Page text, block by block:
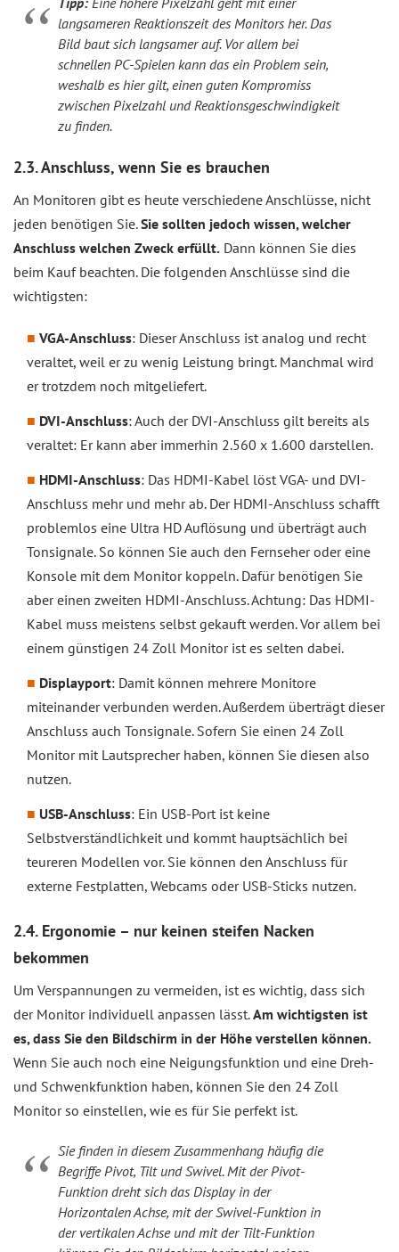
langsameren Reaktionszeit des Monitors her. Das
Bild baut sich langsamer auf. Vor allem bei
schnellen PC-Spielen kann das ein Problem sein,
weshalb es hier gilt, einen guten Kompromiss
zwischen Pixelzahl und Reaktionsgeschwindigkeit
zu finden.
2.3. Anschluss, wenn Sie es brauchen
An Monitoren gibt es heute verschiedene Anschlüsse, nicht
jeden benötigen Sie.Sie sollten jedoch wissen, welcher
Anschluss welchen Zweck erfüllt. Dann können Sie dies
beim Kauf beachten. Die folgenden Anschlüsse sind die
wichtigsten:
VGA-Anschluss: Dieser Anschluss ist analog und recht
veraltet, weil er zu wenig Leistung bringt. Manchmal wird
er trotzdem noch mitgeliefert.
DVI-Anschluss: Auch der DVI-Anschluss gilt bereits als
veraltet: Er kann aber immerhin 2.560 x 1.600 darstellen.
HDMI-Anschluss: Das HDMI-Kabel löst VGA- und DVI-
Anschluss mehr und mehr ab. Der HDMI-Anschluss schafft
problemlos eine Ultra HD Auflösung und überträgt auch
Tonsignale. So können Sie auch den Fernseher oder eine
Konsole mit dem Monitor koppeln. Dafür benötigen Sie
aber einen zweiten HDMI-Anschluss. Achtung: Das HDMI-
Kabel muss meistens selbst gekauft werden. Vor allem bei
einem günstigen 24 Zoll Monitor ist es selten dabei.
Displayport: Damit können mehrere Monitore
miteinander verbunden werden. Außerdem überträgt dieser
Anschluss auch Tonsignale. Sofern Sie einen 24 Zoll
Monitor mit Lautsprecher haben, können Sie diesen also
nutzen.
USB-Anschluss: Ein USB-Port ist keine
Selbstverständlichkeit und kommt hauptsächlich bei
teureren Modellen vor. Sie können den Anschluss für
externe Festplatten, Webcams oder USB-Sticks nutzen.
2.4. Ergonomie – nur keinen steifen Nacken
bekommen
Um Verspannungen zu vermeiden, ist es wichtig, dass sich
der Monitor individuell anpassen lässt.Am wichtigsten ist
es, dass Sie den Bildschirm in der Höhe verstellen können.
Wenn Sie auch noch eine Neigungsfunktion und eine Dreh-
und Schwenkfunktion haben, können Sie den 24 Zoll
Monitor so einstellen, wie es für Sie perfekt ist.
Sie finden in diesem Zusammenhang häufig die
Begriffe Pivot, Tilt und Swivel. Mit der Pivot-
Funktion dreht sich das Display in der
Horizontalen Achse, mit der Swivel-Funktion in
der vertikalen Achse und mit der Tilt-Funktion